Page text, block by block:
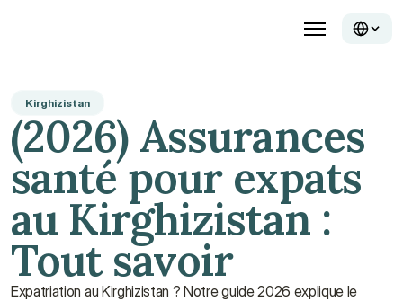
Kirghizistan
(2026) Assurances
santé pour expats
au Kirghizistan :
Tout savoir
Expatriation au Kirghizistan ? Notre guide 2026 explique le